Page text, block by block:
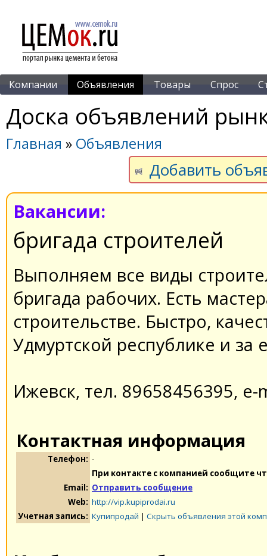
Компании Объявления Товары Спрос
Доска объявлений
Главная » Объявления
Добавить
Вакансии:
бригада строителей
Выполняем все виды
бригада рабочиx. Есть
строительстве. Быстро,
Удмуртской республике и за
Ижевск, тел. 89658456395,
Контактная информация
Телефон: -
При контакте с компанией сообщите
Email: Отправить сообщение
Web: http://vip.kupiprodai.ru
Учетная запись: Купипродай | Скрыть объявления этой